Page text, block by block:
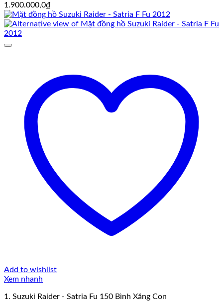
1.900.000,0₫
Add to wishlist
Xem nhanh
1. Suzuki Raider - Satria Fu 150 Bình Xăng Con